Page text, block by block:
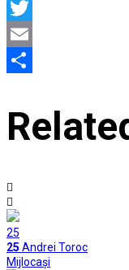
Facebook
Twitter
Email
25
25 Andrei Toroc
Mijlocași